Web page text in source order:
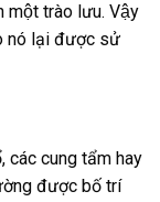
một trào lưu. Vậy
nó lại được sử
các cung tẩm hay
được bố trí